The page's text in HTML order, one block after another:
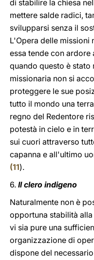
di stabilire la chiesa
mettere salde radici,
svilupparsi senza il
L'Opera delle missioni
essa tende con
quando questo è stato
missionaria non si
proteggere le sue
tutto il mondo una
regno del Redentore
potestà in cielo e in
sui cuori attraverso
capanna e all'ultimo
(11).
6. Il clero indigeno
Naturalmente non è
opportuna stabilità
vi sia pure una
organizzazione di
dispone del